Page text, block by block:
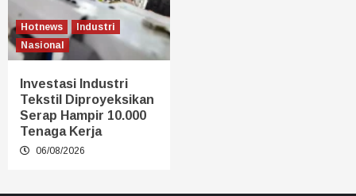
Hotnews
Industri
Nasional
Investasi Industri
Tekstil Diproyeksikan
Serap Hampir 10.000
Tenaga Kerja
06/08/2026